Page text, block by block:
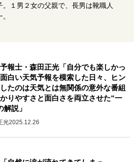
方
独立という決断
ファーストキャリアを拓く
。１男２女の父親で、長男は靴職人
報士・森田正光「自分でも楽しかっ
白い天気予報を模索した日々、ヒン
したのは天気とは無関係の意外な番組
かりやすさと面白さを両立させた“一
解説」
光2025.12.26